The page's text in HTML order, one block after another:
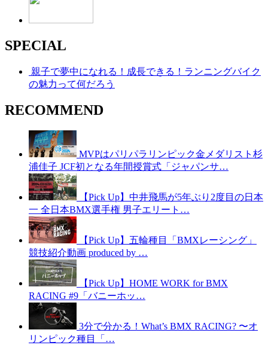
SPECIAL
親子で夢中になれる！成長できる！ランニングバイク
の魅力って何だろう
RECOMMEND
MVPはパリパラリンピック金メダリスト杉
浦佳子 JCF初となる年間授賞式「ジャパンサ…
【Pick Up】中井飛馬が5年ぶり2度目の日本
一 全日本BMX選手権 男子エリート…
【Pick Up】五輪種目「BMXレーシング」
競技紹介動画 produced by …
【Pick Up】HOME WORK for BMX
RACING #9「バニーホッ…
3分で分かる！What’s BMX RACING? 〜オ
リンピック種目「…